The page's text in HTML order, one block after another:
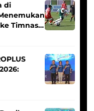
di
Timnas